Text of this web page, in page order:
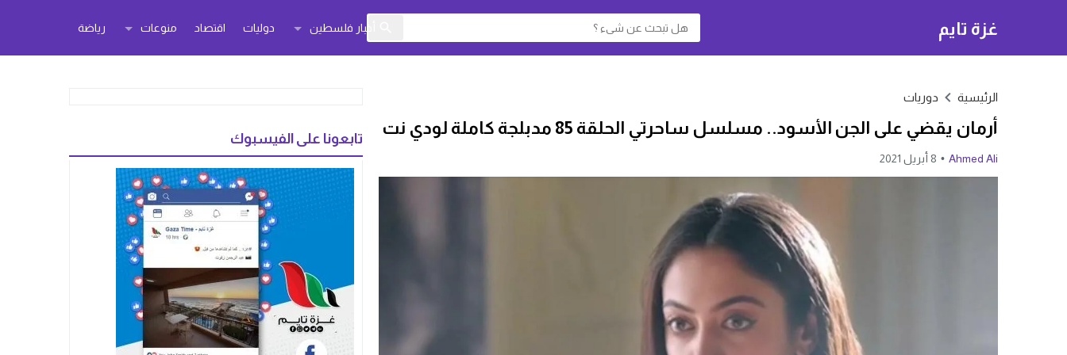
غزة تايم أخبار فلسطين دوليات اقتصاد منوعات رياضة
الرئيسية دوريات
أرمان يقضي على الجن الأسود.. مسلسل ساحرتي الحلقة 85 مدبلجة كاملة لودي نت
Ahmed Ali 8 أبريل 2021
تابعونا على الفيسبوك